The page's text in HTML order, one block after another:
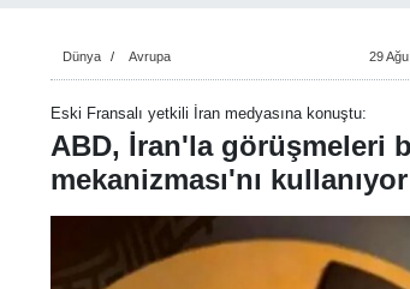
Dünya Avrupa 29
Eski Fransalı yetkili İran medyasına konuştu:
ABD, İran'la görüşmeleri
mekanizması'nı kullanıyor